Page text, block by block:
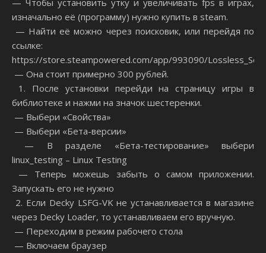
— Чтобы установить утку и увеличивать fps в играх,
изначально её (программу) нужно купить в steam.
— Найти её можно через поисковик, или перейдя по
ссылке:
https://store.steampowered.com/app/993090/
— Она стоит примерно 300 рублей.
1. После установки перейди на страницу игры в
библиотеке и нажми на значок шестеренки.
— Выбери «Свойства»
— Выбери «Бета-версии»
— В разделе «Бета-тестирование» выбери
linux_testing – Linux Testing
— Теперь можешь забыть о самом приложении.
Запускать его не нужно
2. Если Decky LSFG-VK не устанавливается в магазине
через Decky Loader, то устанавливаем его вручную.
— Переходим в режим рабочего стола
— Включаем браузер